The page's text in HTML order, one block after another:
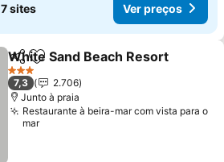
7 sites Ver preços
PartilharAdicionar aos favoritos
White Sand Beach Resort
3 Estrelas
7,3
2.706
Junto à praia
Restaurante à beira-mar com vista para o
mar